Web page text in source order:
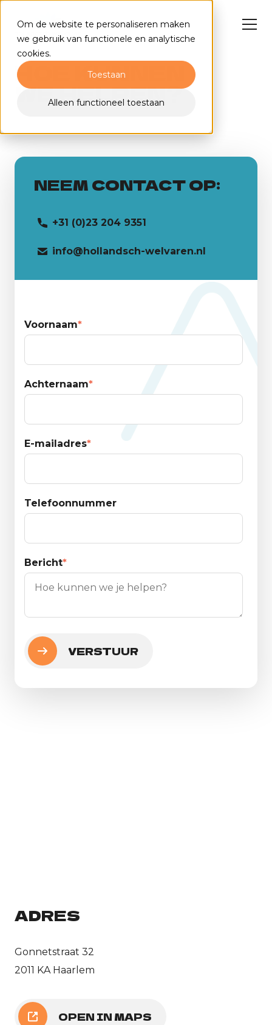
Om de website te personaliseren maken
we gebruik van functionele en analytische
cookies.
Toestaan
Alleen functioneel toestaan
Wat wij doen
Ons werk
Over ons
HOE KUNNEN
WE HELPEN?
NEEM CONTACT OP:
+31 (0)23 204 9351
info@hollandsch-welvaren.nl
Voornaam*
Achternaam*
E-mailadres*
Telefoonnummer
Bericht*
ADRES
Gonnetstraat 32
2011 KA Haarlem
OPEN IN MAPS